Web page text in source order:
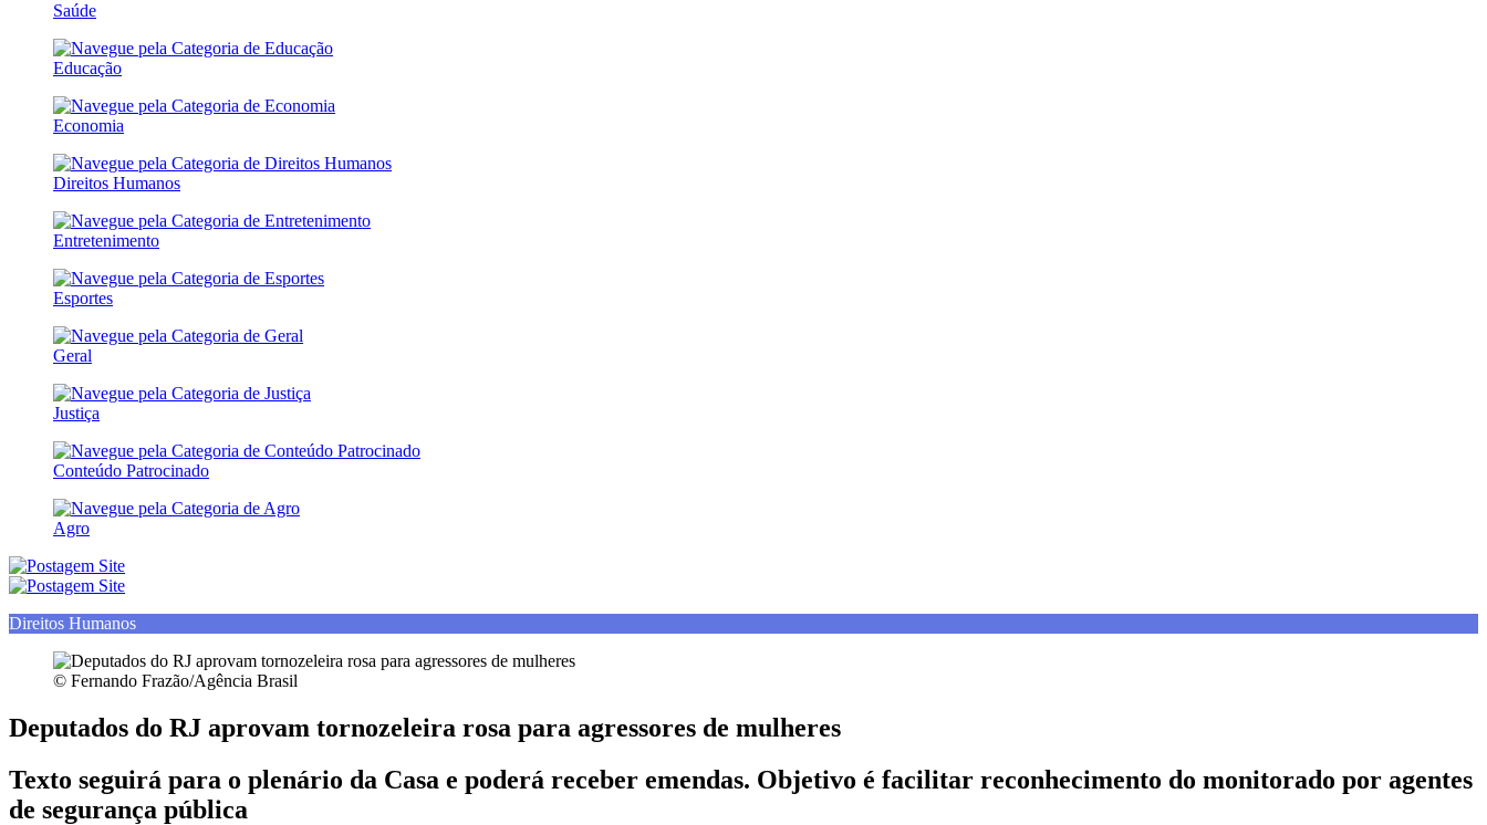
Saúde
Educação
Economia
Direitos Humanos
Entretenimento
Esportes
Geral
Justiça
Conteúdo Patrocinado
Agro
Direitos Humanos
© Fernando Frazão/Agência Brasil
Deputados do RJ aprovam tornozeleira rosa para agressores de mulheres
Texto seguirá para o plenário da Casa e poderá receber emendas. Objetivo é facilitar reconhecimento do monitorado por agentes
de segurança pública